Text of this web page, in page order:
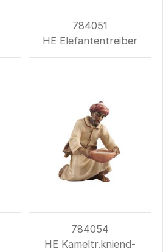
784051
HE Elefantentreiber
784054
HE Kameltr.kniend-